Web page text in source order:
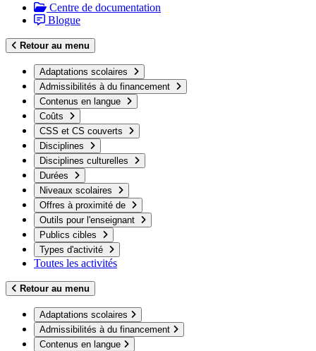
Centre de documentation
Blogue
Retour au menu
Adaptations scolaires
Admissibilités à du financement
Contenus en langue
Coûts
CSS et CS couverts
Disciplines
Disciplines culturelles
Durées
Niveaux scolaires
Offres à proximité de
Outils pour l'enseignant
Publics cibles
Types d'activité
Toutes les activités
Retour au menu
Adaptations scolaires
Admissibilités à du financement
Contenus en langue